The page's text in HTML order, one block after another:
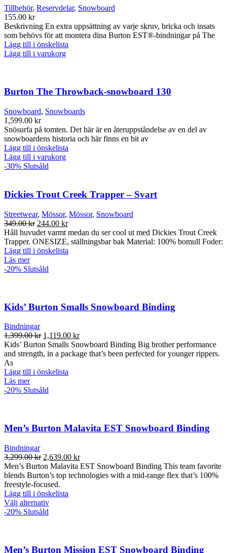
Tillbehör, Reservdelar, Snowboard
155.00 kr
Beskrivning En extra uppsättning av varje skruv, bricka och insats
som behövs för att montera dina Burton EST®-bindningar på The
Lägg till i önskelista
Lägg till i varukorg
Burton The Throwback-snowboard 130
Snowboard, Snowboards
1,599.00 kr
Snösurfa på tomten. Det här är en återuppståndelse av en del av
snowboardens historia och här finns en bit av
Lägg till i önskelista
Lägg till i varukorg
-30% Slutsåld
Dickies Trout Creek Trapper – Svart
Streetwear, Mössor, Mössor, Snowboard
349.00kr Det
ursprungliga
priset
var:
244.00 krDet
nuvarande
priset
är:
Håll huvudet varmt medan du ser cool ut med Dickies Trout Creek
Trapper. ONESIZE, ställningsbar bak Material: 100% bomull Foder:
Lägg till i önskelista
Läs mer
-20% Slutsåld
Kids’ Burton Smalls Snowboard Binding
Bindningar
1,399.00kr Det
ursprungliga
priset
1,399.00 kr.
1,119.00 krDet
nuvarande
priset
Kids’ Burton Smalls Snowboard Binding Big brother performance
and strength, in a package that’s been perfected for younger rippers.
As
Lägg till i önskelista
Läs mer
-20% Slutsåld
Men’s Burton Malavita EST Snowboard Binding
Bindningar
3,299.00kr Det
ursprungliga
priset
var:
3,299.00 kr.
2,639.00 krDet
nuvarande
priset
Men’s Burton Malavita EST Snowboard Binding This team favorite
blends Burton’s top technologies with a mid-range flex that’s 100%
freestyle-focused.
Lägg till i önskelista
Välj alternativDen
varianter.
-20% Slutsåld
Men’s Burton Mission EST Snowboard Binding